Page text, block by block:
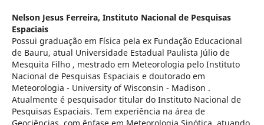
Nelson Jesus Ferreira, Instituto Nacional de Pesquisas
Espaciais
Possui graduação em Física pela ex Fundação Educacional
de Bauru, atual Universidade Estadual Paulista Júlio de
Mesquita Filho , mestrado em Meteorologia pelo Instituto
Nacional de Pesquisas Espaciais e doutorado em
Meteorologia - University of Wisconsin - Madison .
Atualmente é pesquisador titular do Instituto Nacional de
Pesquisas Espaciais. Tem experiência na área de